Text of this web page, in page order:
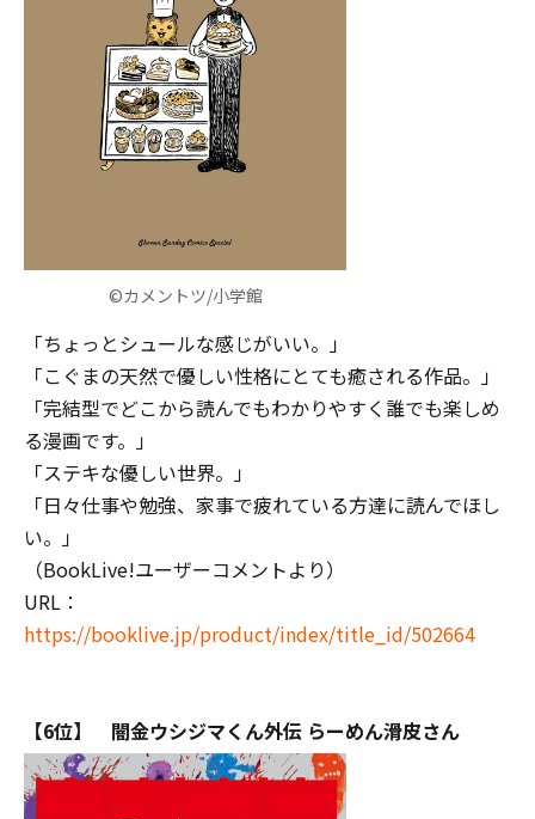
©カメントツ/小学館
「ちょっとシュールな感じがいい。」
「こぐまの天然で優しい性格にとても癒される作品。」
「完結型でどこから読んでもわかりやすく誰でも楽しめ
る漫画です。」
「ステキな優しい世界。」
「日々仕事や勉強、家事で疲れている方達に読んでほし
い。」
（BookLive!ユーザーコメントより）
URL：
https://booklive.jp/product/index/title_id/502664
【6位】 闇金ウシジマくん外伝 らーめん滑皮さん